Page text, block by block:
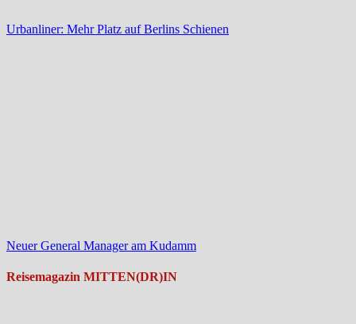
Urbanliner: Mehr Platz auf Berlins Schienen
Neuer General Manager am Kudamm
Reisemagazin MITTEN(DR)IN